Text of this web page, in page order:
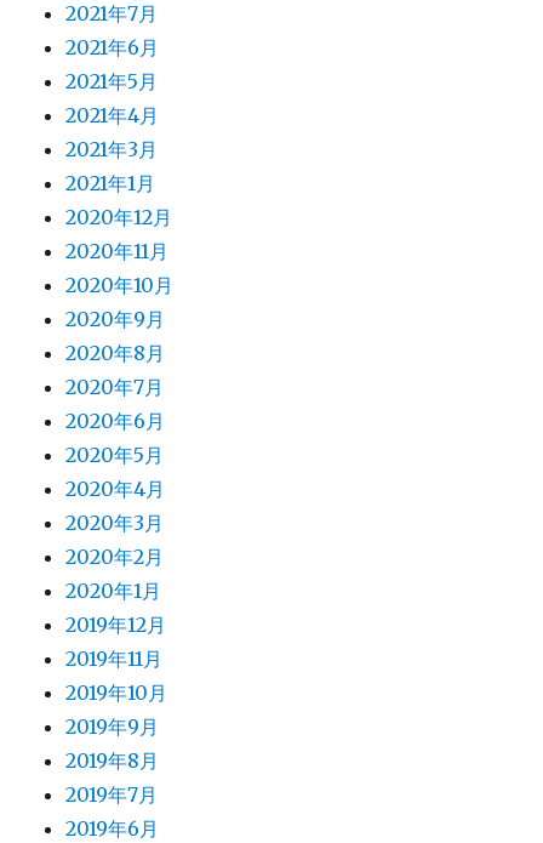
2021年7月
2021年6月
2021年5月
2021年4月
2021年3月
2021年1月
2020年12月
2020年11月
2020年10月
2020年9月
2020年8月
2020年7月
2020年6月
2020年5月
2020年4月
2020年3月
2020年2月
2020年1月
2019年12月
2019年11月
2019年10月
2019年9月
2019年8月
2019年7月
2019年6月